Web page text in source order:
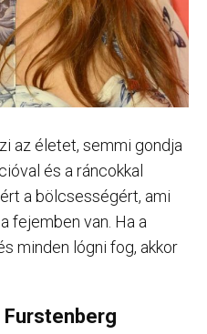
az életet, semmi gondja
és a ráncokkal
a bölcsességért, ami
fejemben van. Ha a
minden lógni fog, akkor
Furstenberg